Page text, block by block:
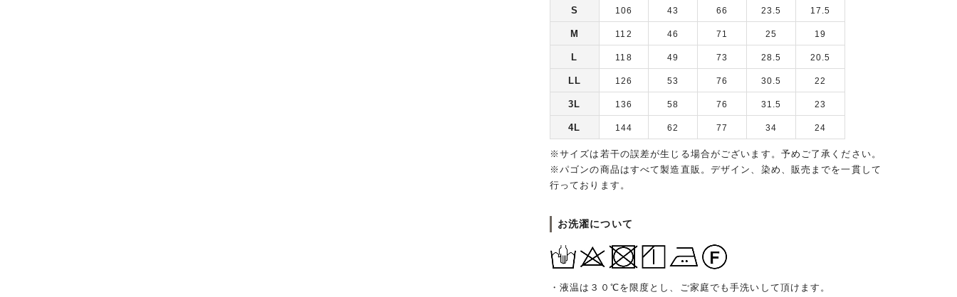
S 106 43 66 23.5 17.5
M 112 46 71 25 19
L 118 49 73 28.5 20.5
LL 126 53 76 30.5 22
3L 136 58 76 31.5 23
4L 144 62 77 34 24
※サイズは若干の誤差が生じる場合がございます。予めご了承ください。
※パゴンの商品はすべて製造直販。デザイン、染め、販売までを一貫して
行っております。
お洗濯について
・液温は３０℃を限度とし、ご家庭でも手洗いして頂けます。